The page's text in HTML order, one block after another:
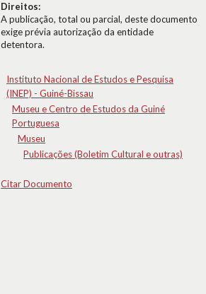
Direitos:
A publicação, total ou parcial, deste documento
exige prévia autorização da entidade
detentora.
Instituto Nacional de Estudos e Pesquisa
(INEP) - Guiné-Bissau
Museu e Centro de Estudos da Guiné
Portuguesa
Museu
Publicações (Boletim Cultural e outras)
Citar Documento